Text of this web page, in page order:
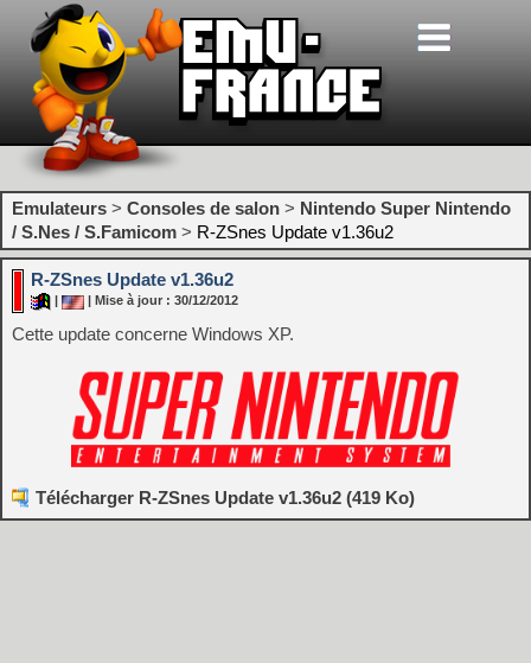
Emulateurs > Consoles de salon > Nintendo Super Nintendo
/ S.Nes / S.Famicom > R-ZSnes Update v1.36u2
R-ZSnes Update v1.36u2
| Mise à jour : 30/12/2012
Cette update concerne Windows XP.
Télécharger R-ZSnes Update v1.36u2 (419 Ko)